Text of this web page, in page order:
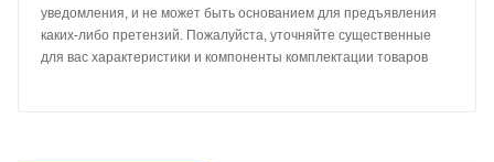
уведомления, и не может быть основанием для предъявления
каких-либо претензий. Пожалуйста, уточняйте существенные
для вас характеристики и компоненты комплектации товаров